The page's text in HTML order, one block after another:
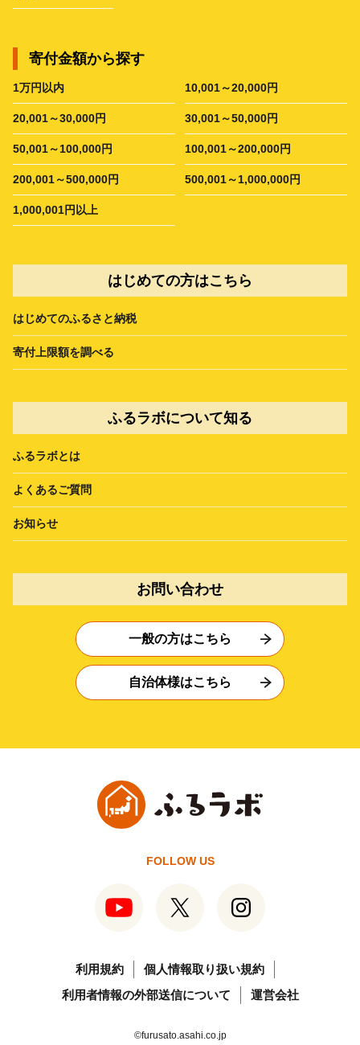
寄付金額から探す
1万円以内 10,001～20,000円
20,001～30,000円 30,001～50,000円
50,001～100,000円 100,001～200,000円
200,001～500,000円 500,001～1,000,000円
1,000,001円以上
はじめての方はこちら
はじめてのふるさと納税
寄付上限額を調べる
ふるラボについて知る
ふるラボとは
よくあるご質問
お知らせ
お問い合わせ
一般の方はこちら
自治体様はこちら
FOLLOW US
利用規約
個人情報取り扱い規約
利用者情報の外部送信について
運営会社
©furusato.asahi.co.jp